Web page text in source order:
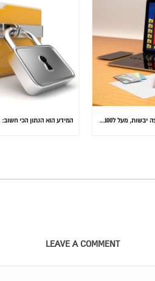
התקפת סייבר רחבת מימדים ,חוצה יבשות, מעל ל100 מדינות הותקפו ומאות אלפי מחשבים נדבקו
LEAVE A COMMENT